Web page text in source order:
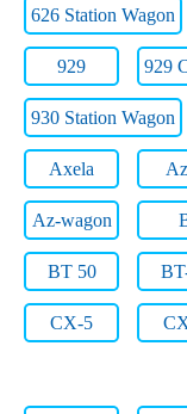
626 Station Wagon
929 929
930 Station Wagon
Axela
Az-wagon
BT 50
CX-5